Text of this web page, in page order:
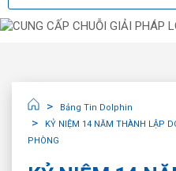
Bảng Tin Dolphin
KỶ NIỆM 14 NĂM THÀNH LẬP
PHÒNG